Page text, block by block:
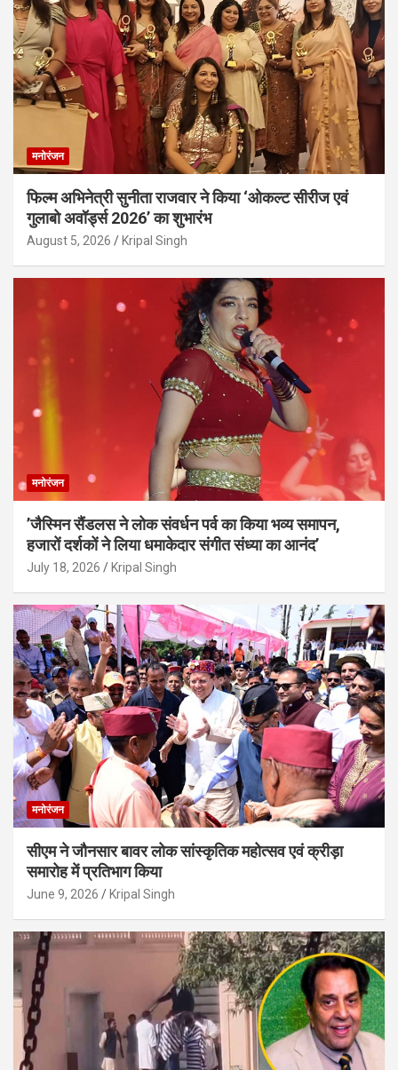
मनोरंजन
फिल्म अभिनेत्री सुनीता राजवार ने किया ‘ओकल्ट सीरीज एवं
गुलाबो अवॉर्ड्स 2026’ का शुभारंभ
August 5, 2026 Kripal Singh
मनोरंजन
’जैस्मिन सैंडलस ने लोक संवर्धन पर्व का किया भव्य समापन,
हजारों दर्शकों ने लिया धमाकेदार संगीत संध्या का आनंद’
July 18, 2026 Kripal Singh
मनोरंजन
सीएम ने जौनसार बावर लोक सांस्कृतिक महोत्सव एवं क्रीड़ा
समारोह में प्रतिभाग किया
June 9, 2026 Kripal Singh